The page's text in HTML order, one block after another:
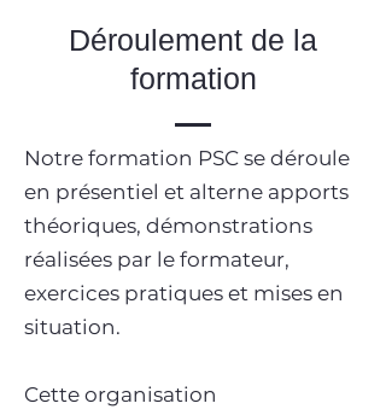
Déroulement de la
formation
Notre formation PSC se déroule
en présentiel et alterne apports
théoriques, démonstrations
réalisées par le formateur,
exercices pratiques et mises en
situation.
Cette organisation